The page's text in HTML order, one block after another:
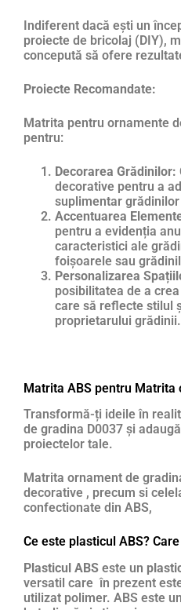
Indiferent dacă ești un
proiecte de bricolaj (DIY),
concepută să ofere
Proiecte Recomandate:
Matrita pentru ornamente
pentru:
Decorarea Grădinilor:
decorative pentru a
suplimentar
Accentuarea
pentru a evidenția
caracteristici ale
foișoarele sau
Personalizarea
posibilitatea de a
care să reflecte stilul
proprietarului grădinii.
Matrita ABS pentru Matrita
Transformă-ți ideile în
de gradina D0037 și
proiectelor tale.
Matrita ornament de
decorative , precum si
confectionate din ABS,
Ce este plasticul ABS?
Plasticul ABS este un
versatil care în prezent
utilizat polimer. ABS este